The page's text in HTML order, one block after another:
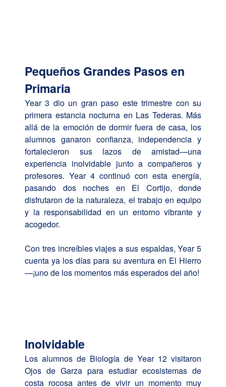
Pequeños Grandes Pasos en
Primaria
Year 3 dio un gran paso este trimestre con su
primera estancia nocturna en Las Tederas. Más
allá de la emoción de dormir fuera de casa, los
alumnos ganaron confianza, independencia y
fortalecieron sus lazos de amistad—una
experiencia inolvidable junto a compañeros y
profesores. Year 4 continuó con esta energía,
pasando dos noches en El Cortijo, donde
disfrutaron de la naturaleza, el trabajo en equipo
y la responsabilidad en un entorno vibrante y
acogedor.
Con tres increíbles viajes a sus espaldas, Year 5
cuenta ya los días para su aventura en El Hierro
—¡uno de los momentos más esperados del año!
Inolvidable
Los alumnos de Biología de Year 12 visitaron
Ojos de Garza para estudiar ecosistemas de
costa rocosa antes de vivir un momento muy